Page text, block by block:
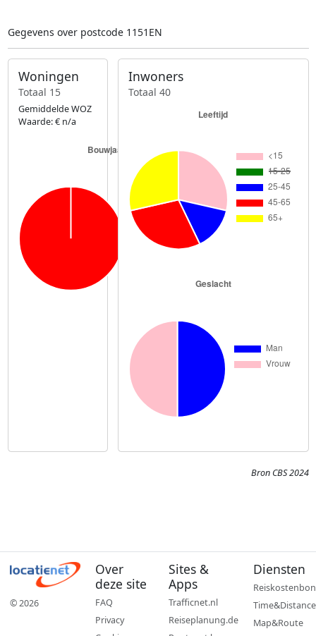
Gegevens over postcode 1151EN
Woningen
Totaal 15
Gemiddelde WOZ
Waarde: € n/a
Inwoners
Totaal 40
Bron CBS 2024
© 2026
Over
deze site
FAQ
Privacy
Sites &
Apps
Trafficnet.nl
Reiseplanung.de
Diensten
Reiskostenbon
Time&Distance
Map&Route